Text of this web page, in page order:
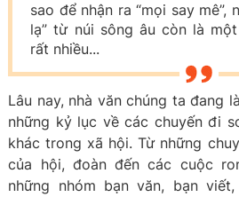
sao để nhận ra “mọi say mê”,
lạ” từ núi sông âu còn là
rất nhiều...
Lâu nay, nhà văn chúng ta đang
những kỷ lục về các chuyến đi
khác trong xã hội. Từ những
của hội, đoàn đến các cuộc
những nhóm bạn văn, bạn